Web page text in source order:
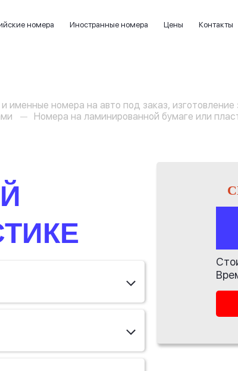
номера Иностранные номера Цены Контакты
именные номера на авто под заказ, изготовление
Номера на ламинированной бумаге или